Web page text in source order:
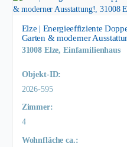
Elze | Energieeffiziente
Garten & moderner
31008 Elze, Einfamilienhaus
Objekt-ID:
2026-595
Zimmer:
4
Wohnfläche ca.: